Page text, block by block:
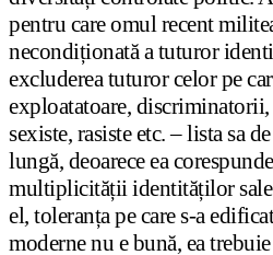
pentru care omul recent
necondiționată a tuturor
excluderea tuturor celor pe
exploatatoare,
sexiste, rasiste etc. – lista sa
lungă, deoarece ea
multiplicității identităților sale
el, toleranța pe care s-a
moderne nu e bună, ea